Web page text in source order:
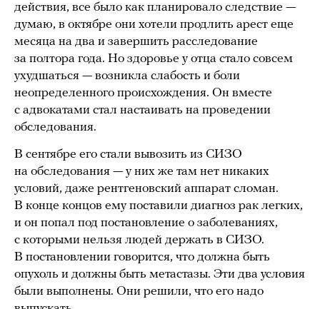
действия, все было как планировало следствие —
думаю, в октябре они хотели продлить арест еще
месяца на два и завершить расследование
за полтора года. Но здоровье у отца стало совсем
ухудшаться — возникла слабость и боли
неопределенного происхождения. Он вместе
с адвокатами стал настаивать на проведении
обследования.
В сентябре его стали вывозить из СИЗО
на обследования — у них же там нет никаких
условий, даже рентгеновский аппарат сломан.
В конце концов ему поставили диагноз рак легких,
и он попал под постановление о заболеваниях,
с которыми нельзя людей держать в СИЗО.
В постановлении говорится, что должна быть
опухоль и должны быть метастазы. Эти два условия
были выполнены. Они решили, что его надо